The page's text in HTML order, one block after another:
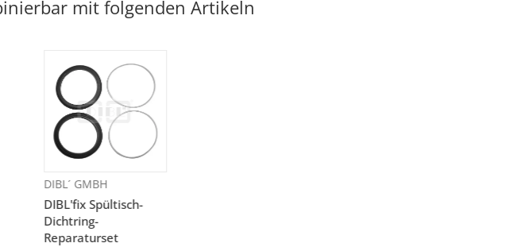
mit folgenden Artikeln
DIBL´ GMBH
DIBL'fix Spültisch-
Dichtring-
Reparaturset